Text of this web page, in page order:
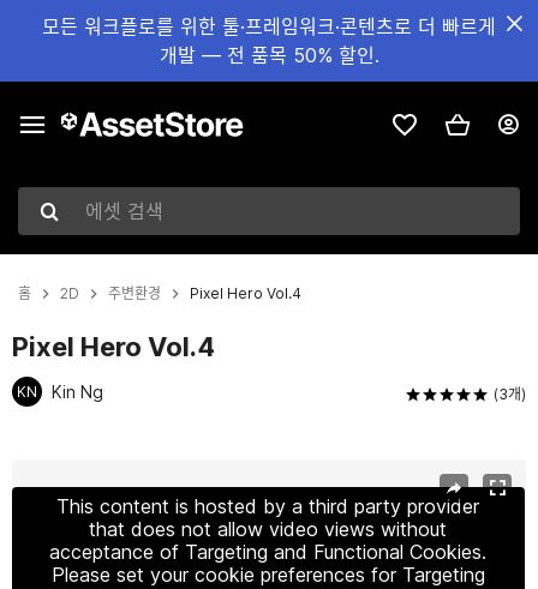
모든 워크플로를 위한 툴·프레임워크·콘텐츠로 더 빠르게
개발 — 전 품목 50% 할인.
에셋 검색
홈 2D 주변환경 Pixel Hero Vol.4
Pixel Hero Vol.4
KN Kin Ng (3개)
This content is hosted by a third party provider
that does not allow video views without
acceptance of Targeting and Functional Cookies.
Please set your cookie preferences for Targeting